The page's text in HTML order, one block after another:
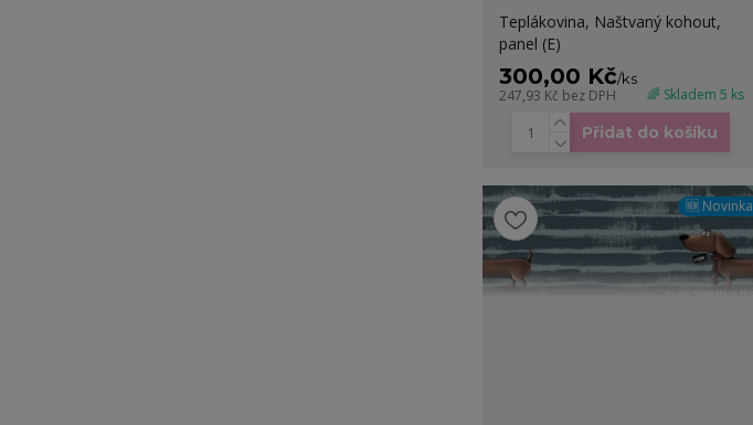
Teplákovina, Naštvaný kohout,
panel (E)
300,00 Kč/ks
247,93 Kč bez DPH 🌈 Skladem 5 ks
Přidat do košíku
🆕 Novinka